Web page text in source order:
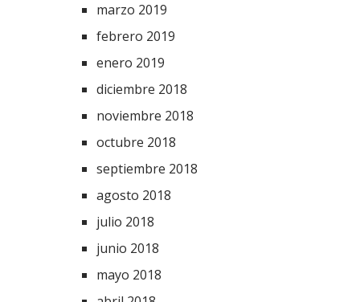
marzo 2019
febrero 2019
enero 2019
diciembre 2018
noviembre 2018
octubre 2018
septiembre 2018
agosto 2018
julio 2018
junio 2018
mayo 2018